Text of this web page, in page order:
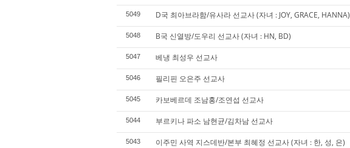
5049 D국 최아브라함/유사라 선교사 (자녀 : JOY, GRACE, HANNA)
5048 B국 신열방/도우리 선교사 (자녀 : HN, BD)
5047 베냉 최성우 선교사
5046 필리핀 오은주 선교사
5045 카보베르데 조남홍/조연섭 선교사
5044 부르키나 파소 남현균/김차남 선교사
5043 이주민 사역 지스데반/본부 최혜정 선교사 (자녀 : 한, 성, 은)